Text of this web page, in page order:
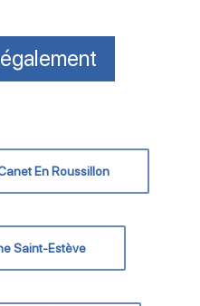
En Roussillon
Saint-Estève